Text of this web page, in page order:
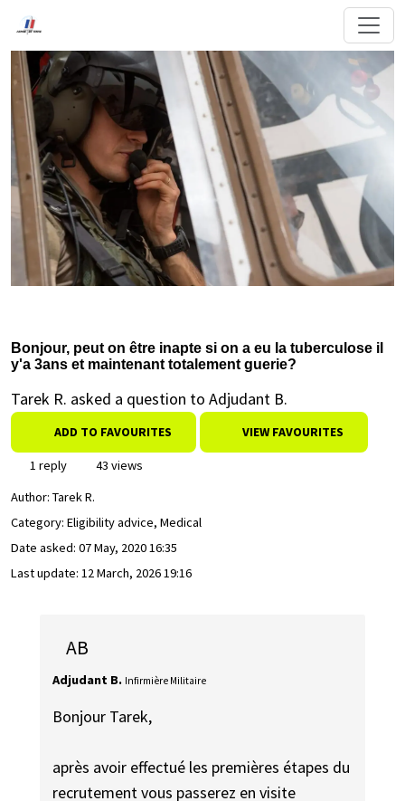
Bonjour, peut on être inapte si on a eu la tuberculose il
y'a 3ans et maintenant totalement guerie?
Tarek R. asked a question to Adjudant B.
ADD TO FAVOURITES VIEW FAVOURITES
1 reply
43 views
Author: Tarek R.
Category: Eligibility advice, Medical
Date asked: 07 May, 2020 16:35
Last update: 12 March, 2026 19:16
AB
Adjudant B. Infirmière Militaire
Bonjour Tarek,
après avoir effectué les premières étapes du
recrutement vous passerez en visite